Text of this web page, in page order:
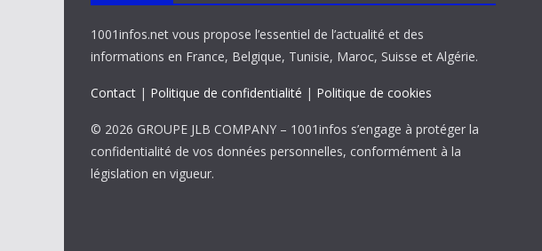
1001infos.net vous propose l’essentiel de l’actualité et des
informations en France, Belgique, Tunisie, Maroc, Suisse et Algérie.
Contact | Politique de confidentialité | Politique de cookies
© 2026 GROUPE JLB COMPANY – 1001infos s’engage à protéger la
confidentialité de vos données personnelles, conformément à la
législation en vigueur.